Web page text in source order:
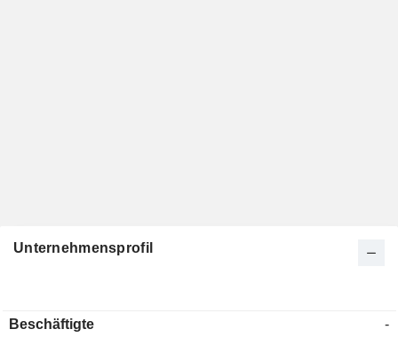
Unternehmensprofil
Beschäftigte -